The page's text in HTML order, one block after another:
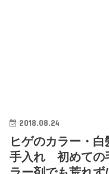
2018.08.24
ヒゲのカラー・
手入れ 初めての